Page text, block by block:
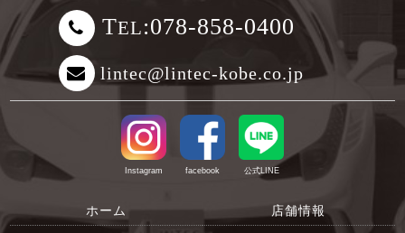
TEL:078-858-0400
lintec@lintec-kobe.co.jp
Instagram facebook 公式LINE
ホーム 店舗情報